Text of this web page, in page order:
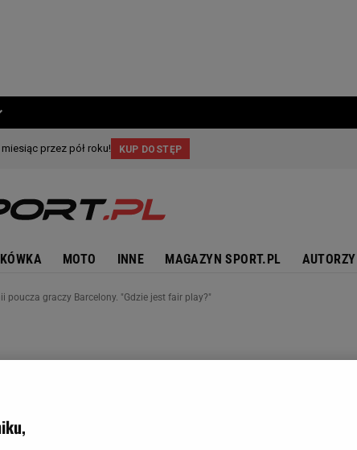
MOTO INNE MAGAZYN SPORT.PL AUTORZY
poucza graczy Barcelony. "Gdzie jest fair play?"